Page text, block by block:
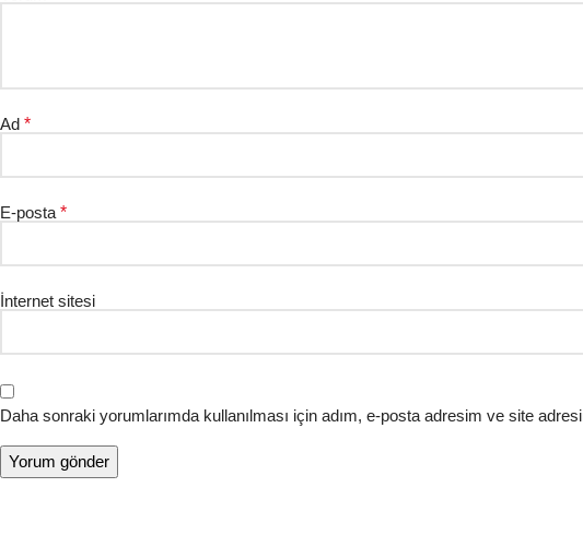
Ad *
E-posta *
İnternet sitesi
Daha sonraki yorumlarımda kullanılması için adım, e-posta adresim ve site